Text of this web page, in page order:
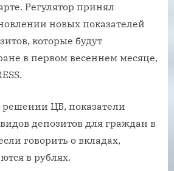
Регулятор принял
новых показателей
которые будут
в первом весеннем месяце,
решении ЦБ, показатели
депозитов для граждан в
говорить о вкладах,
в рублях.